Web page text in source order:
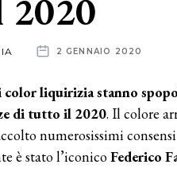
2020
2 GENNAIO 2020
color liquirizia stanno
di tutto il 2020. Il colore
numerosissimi
è stato l’iconicoFederico